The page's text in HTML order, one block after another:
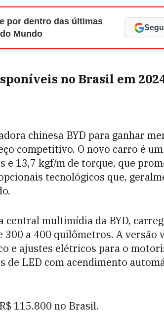
por dentro das últimas
Mundo
no Brasil em
chinesa BYD para ganhar
competitivo. O novo carro é
e 13,7 kgf/m de torque, que
tecnológicos que,
central multimídia da BYD,
a 400 quilômetros. A versão
e ajustes elétricos para o
LED com acendimento
115.800 no Brasil.